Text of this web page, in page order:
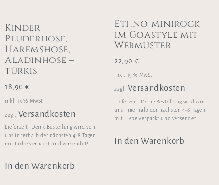
Kinder-
Pluderhose,
Haremshose,
Aladinhose –
türkis
18,90 €
inkl. 19 % MwSt.
zzgl. Versandkosten
Lieferzeit: Deine Bestellung wird von
uns innerhalb der nächsten 4-8 Tagen
mit Liebe verpackt und versendet!
In den Warenkorb
Ethno Minirock
im Goastyle mit
Webmuster
22,90 €
inkl. 19 % MwSt.
zzgl. Versandkosten
Lieferzeit: Deine Bestellung wird von
uns innerhalb der nächsten 4-8 Tagen
mit Liebe verpackt und versendet!
In den Warenkorb